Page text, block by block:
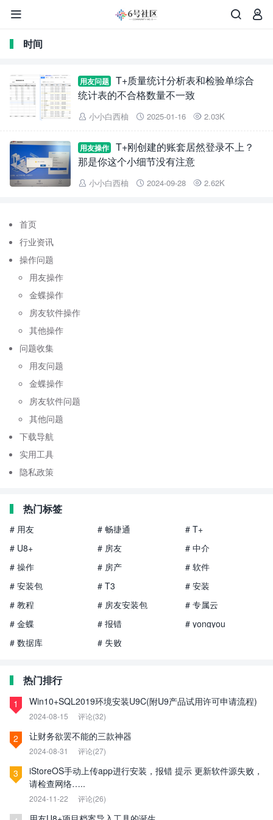



时间
用友问题
T+质量统计分析表和检验单综合
统计表的不合格数量不一致
 小小白西柚  2025-01-16  2.03K
用友操作
T+刚创建的账套居然登录不上？
那是你这个小细节没有注意
 小小白西柚  2024-09-28  2.62K
首页
行业资讯
操作问题
用友操作
金蝶操作
房友软件操作
其他操作
问题收集
用友问题
金蝶操作
房友软件问题
其他问题
下载导航
实用工具
隐私政策
热门标签
# 用友 # 畅捷通
# T+
# U8+
# 房友
# 中介
# 操作
# 房产
# 软件
# 安装包
# T3
# 安装
# 教程
# 房友安装包
# 专属云
# 金蝶
# 报错
# yongyou
# 数据库
# 失败
热门排行
1 Win10+SQL2019环境安装U9C(附U9产品试用许可申请流程)
2024-08-15 评论(32)
2 让财务欲罢不能的三款神器
2024-08-31 评论(27)
3
iStoreOS手动上传app进行安装，报错 提示 更新软件源失败，
请检查网络…..
2024-11-22 评论(26)